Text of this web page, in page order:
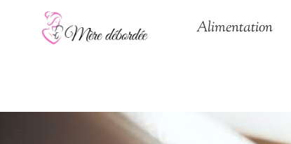
Alimentation